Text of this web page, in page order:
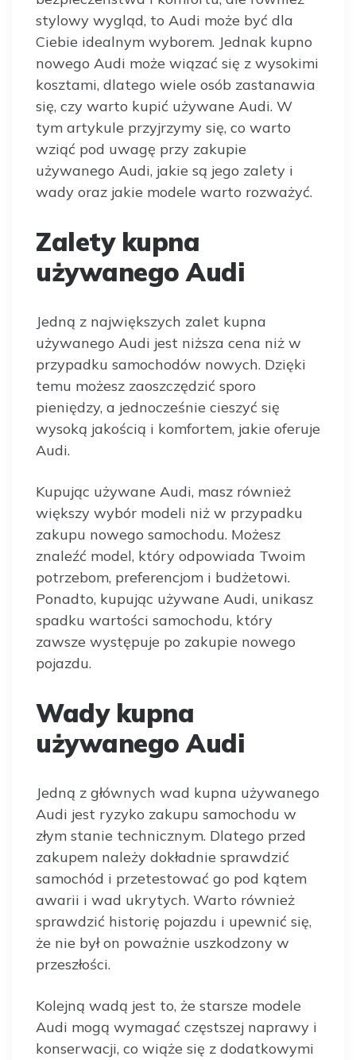
stylowy wygląd, to Audi może być dla
Ciebie idealnym wyborem. Jednak kupno
nowego Audi może wiązać się z wysokimi
kosztami, dlatego wiele osób zastanawia
się, czy warto kupić używane Audi. W
tym artykule przyjrzymy się, co warto
wziąć pod uwagę przy zakupie
używanego Audi, jakie są jego zalety i
wady oraz jakie modele warto rozważyć.
Zalety kupna
używanego Audi
Jedną z największych zalet kupna
używanego Audi jest niższa cena niż w
przypadku samochodów nowych. Dzięki
temu możesz zaoszczędzić sporo
pieniędzy, a jednocześnie cieszyć się
wysoką jakością i komfortem, jakie oferuje
Audi.
Kupując używane Audi, masz również
większy wybór modeli niż w przypadku
zakupu nowego samochodu. Możesz
znaleźć model, który odpowiada Twoim
potrzebom, preferencjom i budżetowi.
Ponadto, kupując używane Audi, unikasz
spadku wartości samochodu, który
zawsze występuje po zakupie nowego
pojazdu.
Wady kupna
używanego Audi
Jedną z głównych wad kupna używanego
Audi jest ryzyko zakupu samochodu w
złym stanie technicznym. Dlatego przed
zakupem należy dokładnie sprawdzić
samochód i przetestować go pod kątem
awarii i wad ukrytych. Warto również
sprawdzić historię pojazdu i upewnić się,
że nie był on poważnie uszkodzony w
przeszłości.
Kolejną wadą jest to, że starsze modele
Audi mogą wymagać częstszej naprawy i
konserwacji, co wiąże się z dodatkowymi